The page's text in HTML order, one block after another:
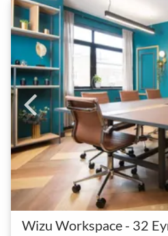
Wizu Workspace - 32